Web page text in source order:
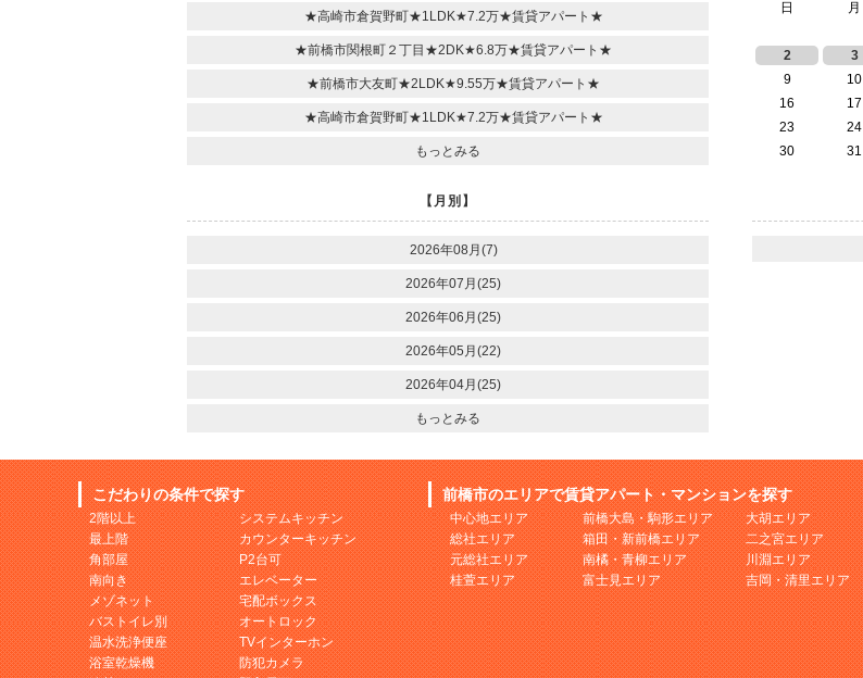
★高崎市倉賀野町★1LDK★7.2万★賃貸アパート★
★前橋市関根町２丁目★2DK★6.8万★賃貸アパート★
★前橋市大友町★2LDK★9.55万★賃貸アパート★
★高崎市倉賀野町★1LDK★7.2万★賃貸アパート★
もっとみる
日
月
2
3
9
10
16
17
23
24
30
31
【月別】
2026年08月(7)
2026年07月(25)
2026年06月(25)
2026年05月(22)
2026年04月(25)
もっとみる
こだわりの条件で探す
2階以上
最上階
角部屋
南向き
メゾネット
バストイレ別
温水洗浄便座
浴室乾燥機
システムキッチン
カウンターキッチン
P2台可
エレベーター
宅配ボックス
オートロック
TVインターホン
防犯カメラ
前橋市のエリアで賃貸アパート・マンションを探す
中心地エリア
総社エリア
元総社エリア
桂萱エリア
前橋大島・駒形エリア
箱田・新前橋エリア
南橘・青柳エリア
富士見エリア
大胡エリア
二之宮エリア
川淵エリア
吉岡・清里エリア